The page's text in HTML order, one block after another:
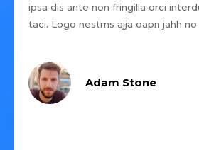
ipsa dis ante non fringilla orci
taci. Logo nestms ajja oapn jahh no
Adam Stone